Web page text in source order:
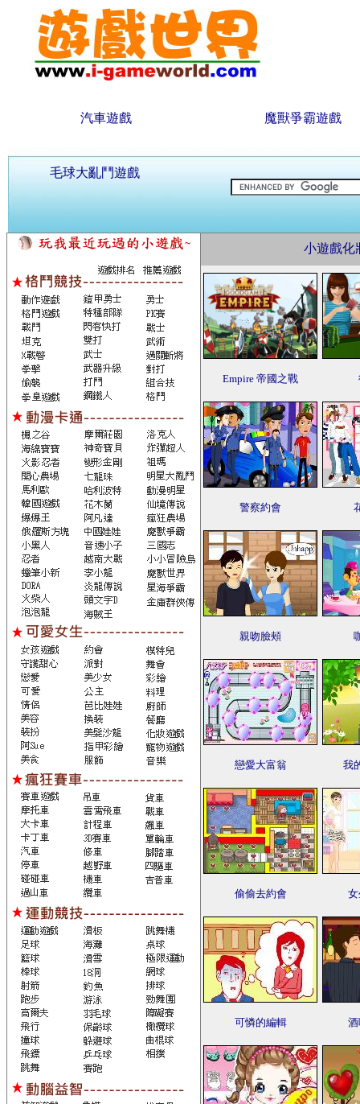
汽車遊戲 魔獸爭霸遊戲
毛球大亂鬥遊戲
小遊戲化
Empire 帝國之戰
警察約會
親吻臉頰
戀愛大富翁 我
偷偷去約會
可憐的編輯